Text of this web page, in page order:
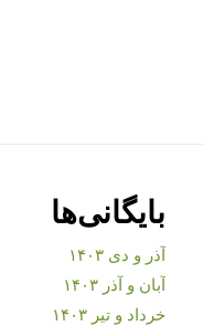
بایگانی‌ها
آذر و دی ۱۴۰۳
آبان و آذر ۱۴۰۳
خرداد و تیر ۱۴۰۳